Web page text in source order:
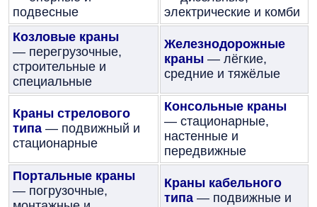
подвесные
электрические и комби
Козловые краны
— перегрузочные,
строительные и
специальные
Железнодорожные
краны — лёгкие,
средние и тяжёлые
Краны стрелового
типа — подвижный и
стационарные
Консольные краны
— стационарные,
настенные и
передвижные
Портальные краны
— погрузочные,
Краны кабельного
типа — подвижные и